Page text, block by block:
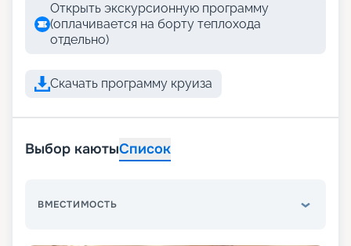
Открыть экскурсионную программу
(оплачивается на борту теплохода
отдельно)
Скачать программу круиза
Выбор каютыСписок
ВМЕСТИМОСТЬ